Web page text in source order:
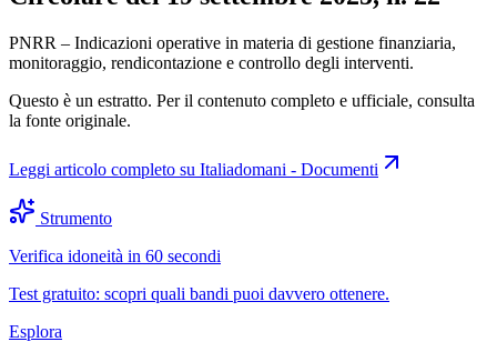
PNRR – Indicazioni operative in materia di gestione finanziaria,
monitoraggio, rendicontazione e controllo degli interventi.
Questo è un estratto. Per il contenuto completo e ufficiale, consulta
la fonte originale.
Leggi articolo completo su Italiadomani - Documenti
Strumento
Verifica idoneità in 60 secondi
Test gratuito: scopri quali bandi puoi davvero ottenere.
Esplora